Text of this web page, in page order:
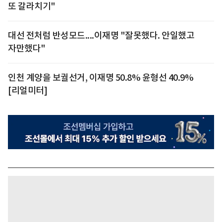
또 갈라치기"
대선 전처럼 반성모드....이재명 "잘못했다. 안일했고
자만했다"
인천 계양을 보궐선거, 이재명 50.8% 윤형선 40.9%
[리얼미터]